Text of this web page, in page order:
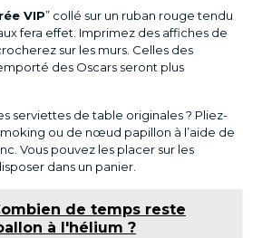
VIP” collé sur un ruban rouge tendu
fera effet. Imprimez des affiches de
sur les murs. Celles des
des Oscars seront plus
serviettes de table originales ? Pliez-
ou de nœud papillon à l’aide de
Vous pouvez les placer sur les
dans un panier.
de temps reste
à l'hélium ?